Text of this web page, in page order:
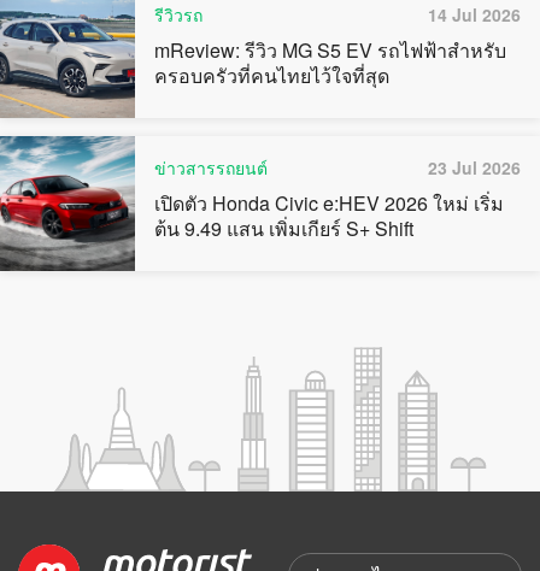
รีวิวรถ 14 Jul 2026
mReview: รีวิว MG S5 EV รถไฟฟ้าสำหรับ
ครอบครัวที่คนไทยไว้ใจที่สุด
ข่าวสารรถยนต์ 23 Jul 2026
เปิดตัว Honda Civic e:HEV 2026 ใหม่ เริ่ม
ต้น 9.49 แสน เพิ่มเกียร์ S+ Shift